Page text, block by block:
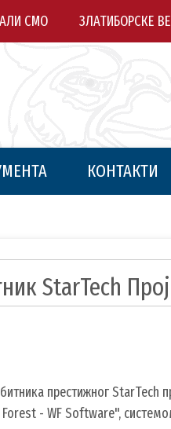
СМО ЗЛАТИБОРСКЕ
КОНТАКТИ
StarTech
престижног StarTech
Forest - WF Software",